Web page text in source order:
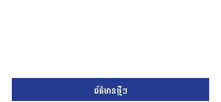
ព័ត៌មានថ្មីៗ